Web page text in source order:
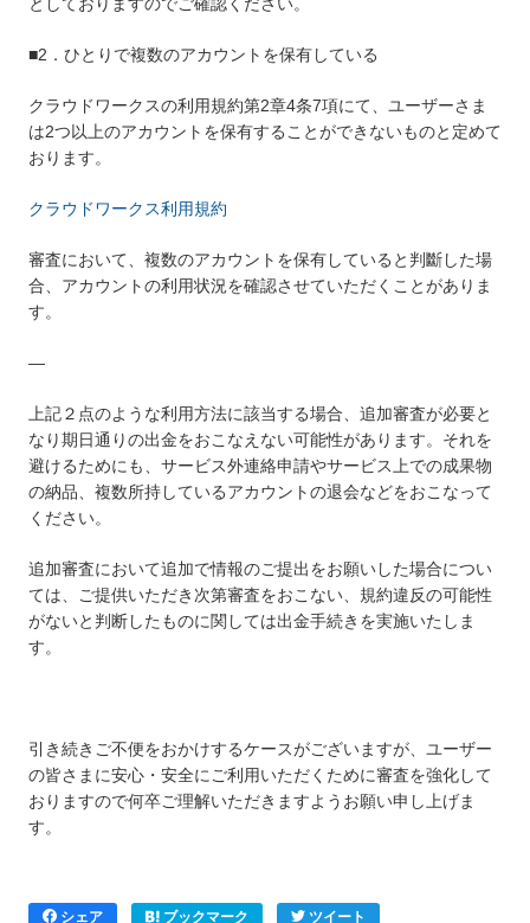
■2．ひとりで複数のアカウントを保有している
クラウドワークスの利用規約第2章4条7項にて、ユーザーさま
は2つ以上のアカウントを保有することができないものと定めて
おります。
クラウドワークス利用規約
審査において、複数のアカウントを保有していると判斷した場
合、アカウントの利用状況を確認させていただくことがありま
す。
—
上記２点のような利用方法に該当する場合、追加審査が必要と
なり期日通りの出金をおこなえない可能性があります。それを
避けるためにも、サービス外連絡申請やサービス上での成果物
の納品、複数所持しているアカウントの退会などをおこなって
ください。
追加審査において追加で情報のご提出をお願いした場合につい
ては、ご提供いただき次第審査をおこない、規約違反の可能性
がないと判断したものに関しては出金手続きを実施いたしま
す。
引き続きご不便をおかけするケースがございますが、ユーザー
の皆さまに安心・安全にご利用いただくために審査を強化して
おりますので何卒ご理解いただきますようお願い申し上げま
す。
シェア ブックマーク ツイート